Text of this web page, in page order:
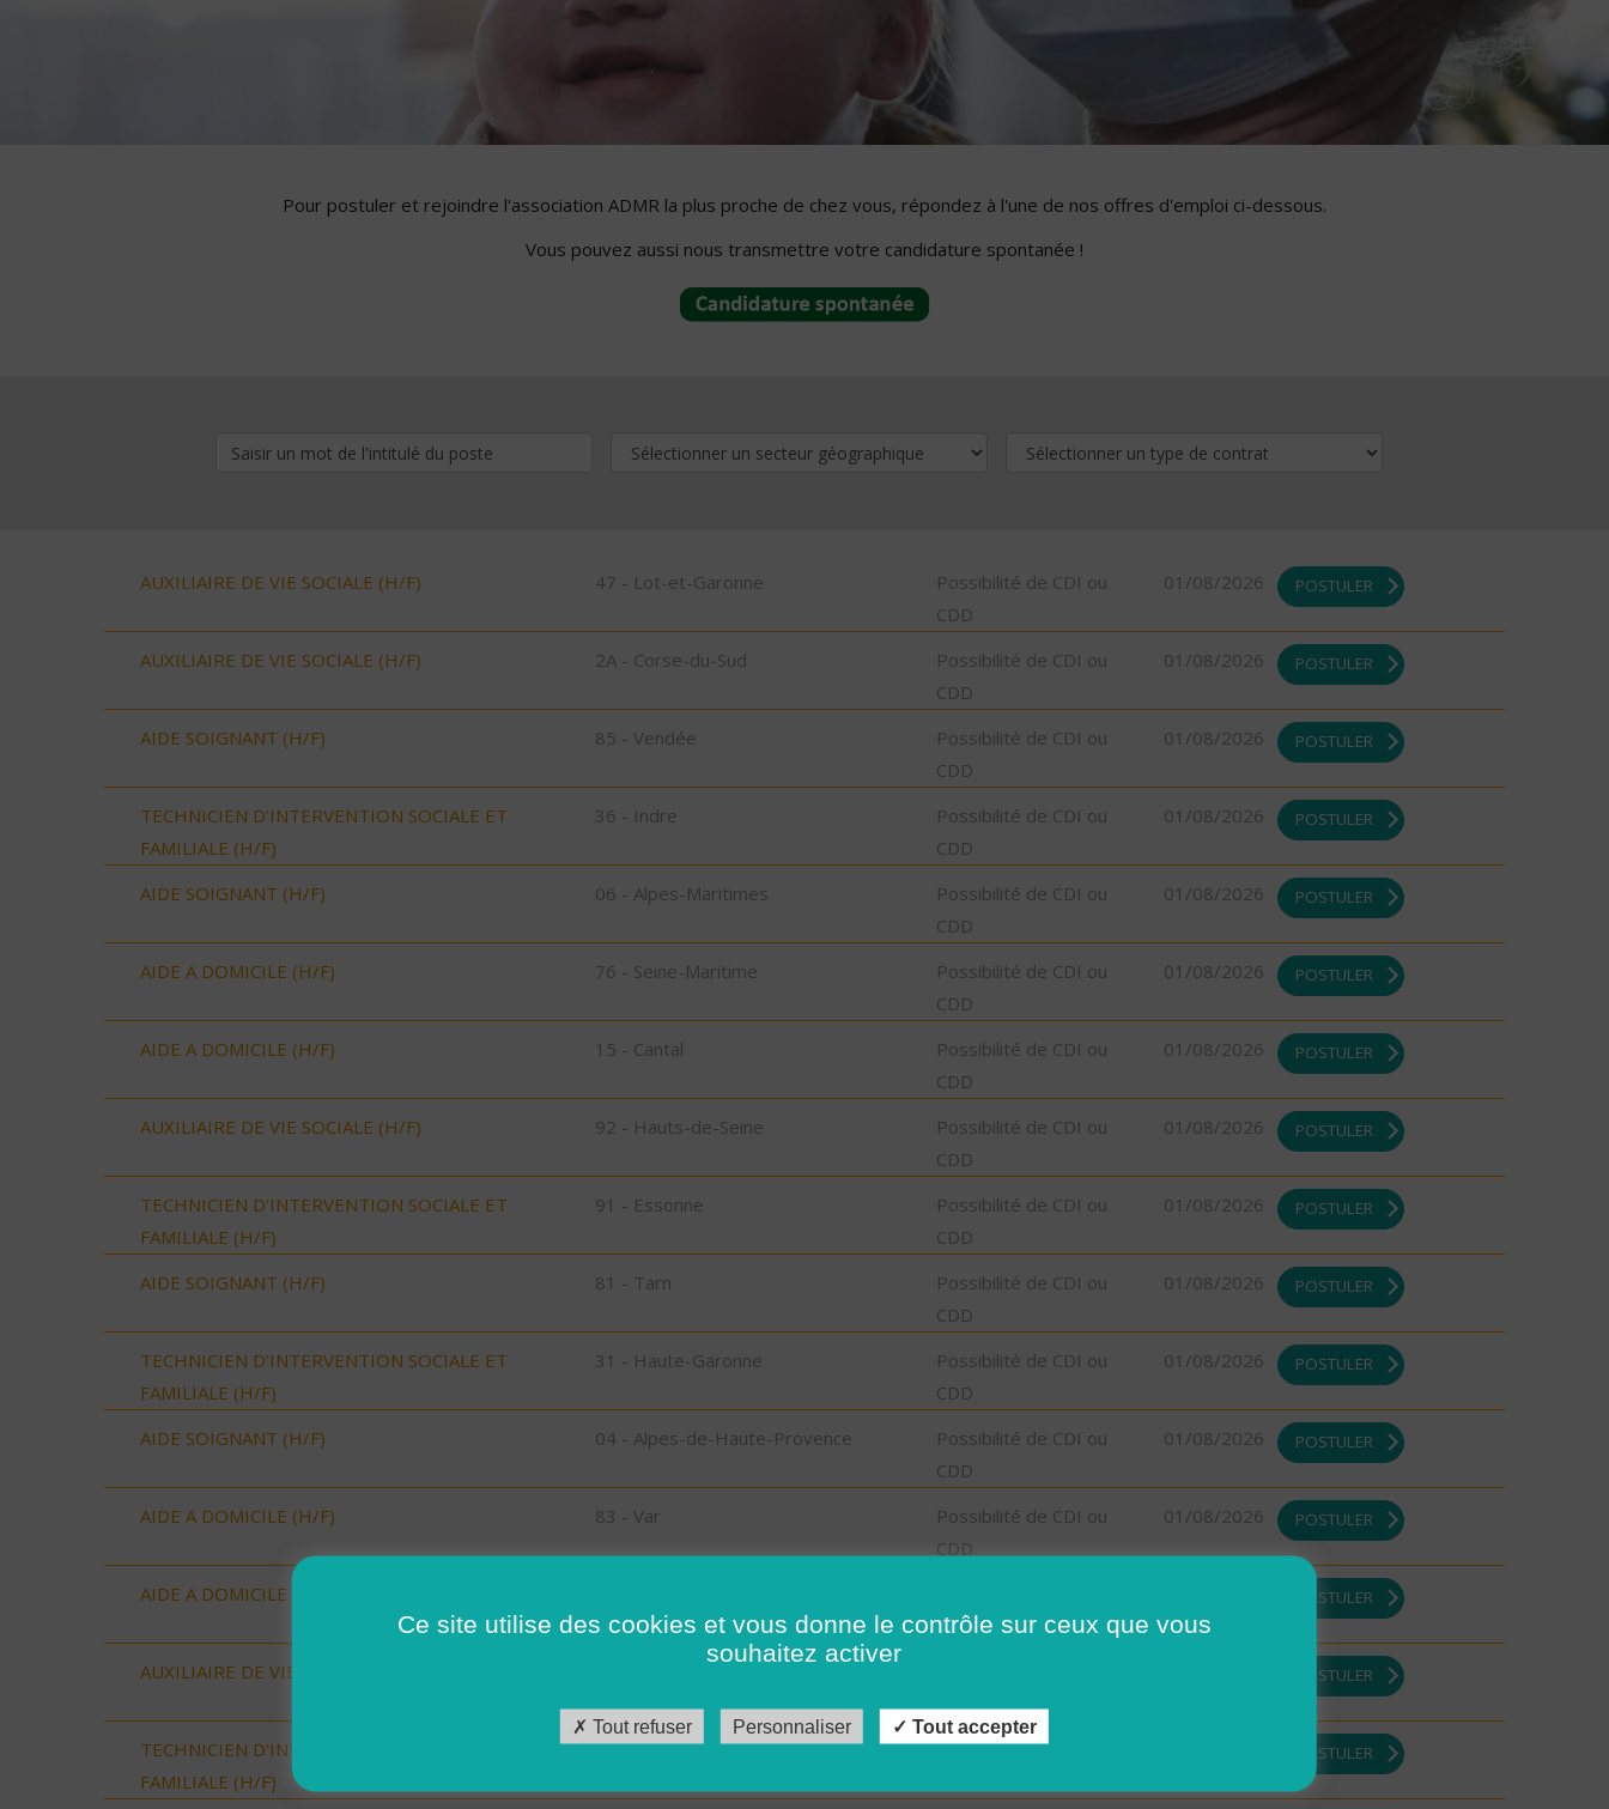
Pour postuler et rejoindre l'association ADMR la plus proche de chez vous, répondez à l'une de nos offres d'emploi ci-dessous.
Vous pouvez aussi nous transmettre votre candidature spontanée !
AUXILIAIRE DE VIE SOCIALE (H/F) 47 - Lot-et-Garonne
Possibilité de CDI ou
CDD
01/08/2026 POSTULER
AUXILIAIRE DE VIE SOCIALE (H/F) 2A - Corse-du-Sud
Possibilité de CDI ou
CDD
01/08/2026 POSTULER
AIDE SOIGNANT (H/F) 85 - Vendée
Possibilité de CDI ou
CDD
01/08/2026 POSTULER
TECHNICIEN D’INTERVENTION SOCIALE ET
FAMILIALE (H/F)
36 - Indre
Possibilité de CDI ou
CDD
01/08/2026 POSTULER
AIDE SOIGNANT (H/F) 06 - Alpes-Maritimes
Possibilité de CDI ou
CDD
01/08/2026 POSTULER
AIDE A DOMICILE (H/F) 76 - Seine-Maritime
Possibilité de CDI ou
CDD
01/08/2026 POSTULER
AIDE A DOMICILE (H/F) 15 - Cantal
Possibilité de CDI ou
CDD
01/08/2026 POSTULER
AUXILIAIRE DE VIE SOCIALE (H/F) 92 - Hauts-de-Seine
Possibilité de CDI ou
CDD
01/08/2026 POSTULER
TECHNICIEN D’INTERVENTION SOCIALE ET
FAMILIALE (H/F)
91 - Essonne
Possibilité de CDI ou
CDD
01/08/2026 POSTULER
AIDE SOIGNANT (H/F) 81 - Tarn
Possibilité de CDI ou
CDD
01/08/2026 POSTULER
TECHNICIEN D’INTERVENTION SOCIALE ET
FAMILIALE (H/F)
31 - Haute-Garonne
Possibilité de CDI ou
CDD
01/08/2026 POSTULER
AIDE SOIGNANT (H/F) 04 - Alpes-de-Haute-Provence
Possibilité de CDI ou
CDD
01/08/2026 POSTULER
AIDE A DOMICILE (H/F) 83 - Var
Possibilité de CDI ou
CDD
01/08/2026 POSTULER
AIDE A DOMICILE (H/F)
CDD
POSTULER
AUXILIAIRE DE VIE SOCIALE (H/F)
CDD
POSTULER
TECHNICIEN D’INTERVENTION SOCIALE ET
FAMILIALE (H/F)
89 - Yonne
Possibilité de CDI ou
POSTULER
Ce site utilise des cookies et vous donne le contrôle sur ceux que vous
souhaitez activer
Tout refuser Personnaliser Tout accepter